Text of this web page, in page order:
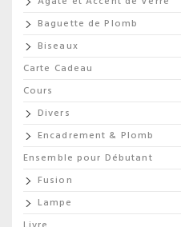
Baguette de Plomb
Biseaux
Carte Cadeau
Cours
Divers
Encadrement & Plomb
Ensemble pour Débutant
Fusion
Lampe